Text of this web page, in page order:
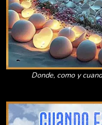
Donde, como y